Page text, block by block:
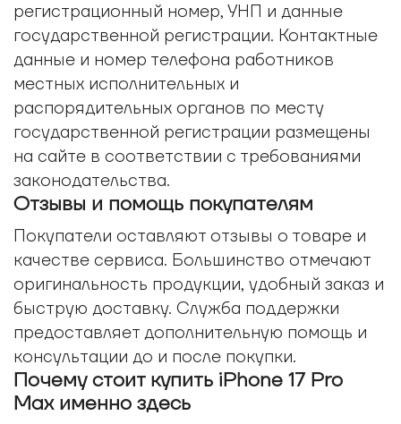
регистрационный номер, УНП и данные
государственной регистрации. Контактные
данные и номер телефона работников
местных исполнительных и
распорядительных органов по месту
государственной регистрации размещены
на сайте в соответствии с требованиями
законодательства.
Отзывы и помощь покупателям
Покупатели оставляют отзывы о товаре и
качестве сервиса. Большинство отмечают
оригинальность продукции, удобный заказ и
быструю доставку. Служба поддержки
предоставляет дополнительную помощь и
консультации до и после покупки.
Почему стоит купить iPhone 17 Pro
Max именно здесь